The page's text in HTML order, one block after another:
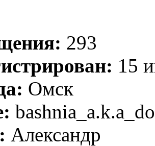
293
15
Омск
Александр